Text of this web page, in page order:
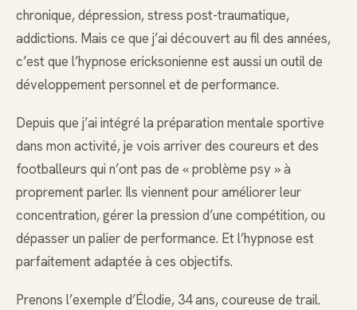
chronique, dépression, stress post-traumatique,
addictions. Mais ce que j’ai découvert au fil des années,
c’est que l’hypnose ericksonienne est aussi un outil de
développement personnel et de performance.
Depuis que j’ai intégré la préparation mentale sportive
dans mon activité, je vois arriver des coureurs et des
footballeurs qui n’ont pas de « problème psy » à
proprement parler. Ils viennent pour améliorer leur
concentration, gérer la pression d’une compétition, ou
dépasser un palier de performance. Et l’hypnose est
parfaitement adaptée à ces objectifs.
Prenons l’exemple d’Élodie, 34 ans, coureuse de trail.